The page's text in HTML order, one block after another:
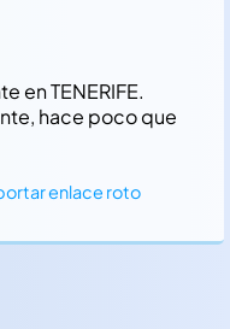
en TENERIFE.
hace poco que
enlace roto